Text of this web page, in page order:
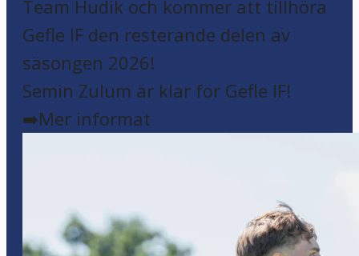
Semin Zulum är klar för Gefle IF!
➡️Mer informat